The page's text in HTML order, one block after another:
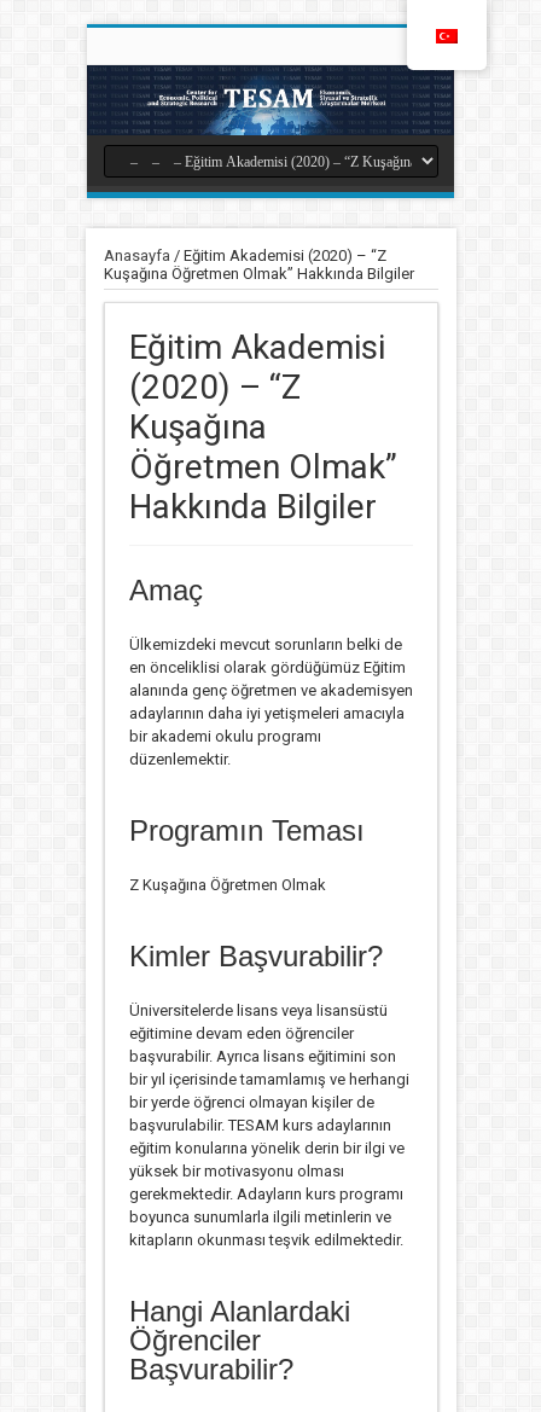
Anasayfa / Eğitim Akademisi (2020) – “Z
Kuşağına Öğretmen Olmak” Hakkında Bilgiler
Eğitim Akademisi
(2020) – “Z
Kuşağına
Öğretmen Olmak”
Hakkında Bilgiler
Amaç
Ülkemizdeki mevcut sorunların belki de
en önceliklisi olarak gördüğümüz Eğitim
alanında genç öğretmen ve akademisyen
adaylarının daha iyi yetişmeleri amacıyla
bir akademi okulu programı
düzenlemektir.
Programın Teması
Z Kuşağına Öğretmen Olmak
Kimler Başvurabilir?
Üniversitelerde lisans veya lisansüstü
eğitimine devam eden öğrenciler
başvurabilir. Ayrıca lisans eğitimini son
bir yıl içerisinde tamamlamış ve herhangi
bir yerde öğrenci olmayan kişiler de
başvurulabilir. TESAM kurs adaylarının
eğitim konularına yönelik derin bir ilgi ve
yüksek bir motivasyonu olması
gerekmektedir. Adayların kurs programı
boyunca sunumlarla ilgili metinlerin ve
kitapların okunması teşvik edilmektedir.
Hangi Alanlardaki
Öğrenciler
Başvurabilir?